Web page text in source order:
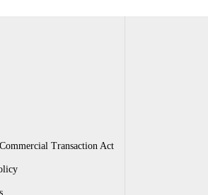
Transaction Act